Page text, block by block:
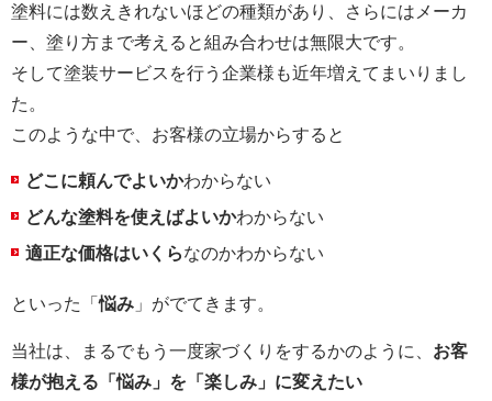
塗料には数えきれないほどの種類があり、さらにはメーカ
ー、塗り方まで考えると組み合わせは無限大です。
そして塗装サービスを行う企業様も近年増えてまいりまし
た。
このような中で、お客様の立場からすると
どこに頼んでよいかわからない
どんな塗料を使えばよいかわからない
適正な価格はいくらなのかわからない
といった「悩み 」がでてきます。
当社は、まるでもう一度家づくりをするかのように、 お客
様が抱える「悩み」を「楽しみ」に変えたい